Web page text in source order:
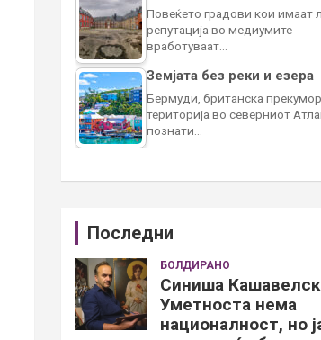
Повеќето градови кои имаат
репутација во медиумите
вработуваат…
Земјата без реки и езера
Бермуди, британска
територија во северниот
познати…
Последни
БОЛДИРАНО
Синиша
Уметноста нема
националност, но